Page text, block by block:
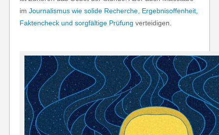
im Journalismus wie solide Recherche, Ergebnisoffenheit,
Faktencheck und sorgfältige Prüfung verteidigen.